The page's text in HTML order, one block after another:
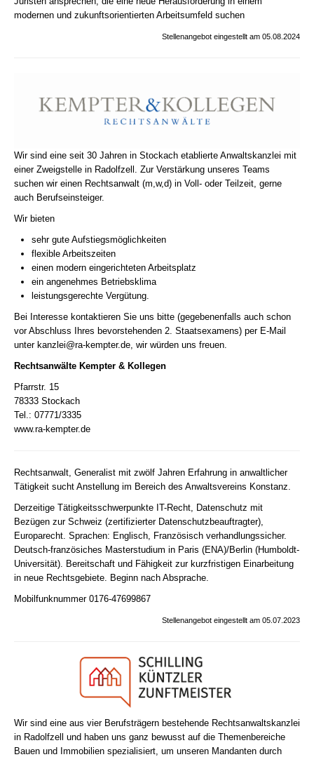
modernen und zukunftsorientierten Arbeitsumfeld suchen
Stellenangebot eingestellt am 05.08.2024
Wir sind eine seit 30 Jahren in Stockach etablierte Anwaltskanzlei mit
einer Zweigstelle in Radolfzell. Zur Verstärkung unseres Teams
suchen wir einen Rechtsanwalt (m,w,d) in Voll- oder Teilzeit, gerne
auch Berufseinsteiger.
Wir bieten
sehr gute Aufstiegsmöglichkeiten
flexible Arbeitszeiten
einen modern eingerichteten Arbeitsplatz
ein angenehmes Betriebsklima
leistungsgerechte Vergütung.
Bei Interesse kontaktieren Sie uns bitte (gegebenenfalls auch schon
vor Abschluss Ihres bevorstehenden 2. Staatsexamens) per E-Mail
unter kanzlei@ra-kempter.de , wir würden uns freuen.
Rechtsanwälte Kempter & Kollegen
Pfarrstr. 15
78333 Stockach
Tel.: 07771/3335
www.ra-kempter.de
Rechtsanwalt, Generalist mit zwölf Jahren Erfahrung in anwaltlicher
Tätigkeit sucht Anstellung im Bereich des Anwaltsvereins Konstanz.
Derzeitige Tätigkeitsschwerpunkte IT-Recht, Datenschutz mit
Bezügen zur Schweiz (zertifizierter Datenschutzbeauftragter),
Europarecht. Sprachen: Englisch, Französisch verhandlungssicher.
Deutsch-französiches Masterstudium in Paris (ENA)/Berlin (Humboldt-
Universität). Bereitschaft und Fähigkeit zur kurzfristigen Einarbeitung
in neue Rechtsgebiete. Beginn nach Absprache.
Mobilfunknummer 0176-47699867
Stellenangebot eingestellt am 05.07.2023
Wir sind eine aus vier Berufsträgern bestehende Rechtsanwaltskanzlei
in Radolfzell und haben uns ganz bewusst auf die Themenbereiche
Bauen und Immobilien spezialisiert, um unseren Mandanten durch